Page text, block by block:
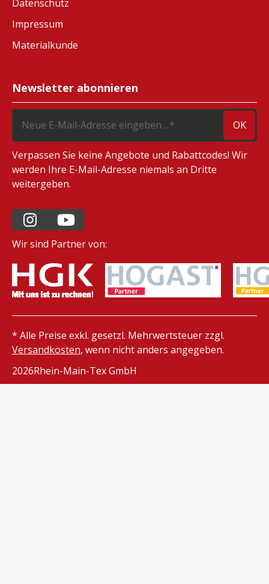
Datenschutz
Impressum
Materialkunde
Newsletter abonnieren
OK
Verpassen Sie keine Angebote und Rabattcodes! Wir
werden Ihre E-Mail-Adresse niemals an Dritte
weitergeben.
Wir sind Partner von:
* Alle Preise exkl. gesetzl. Mehrwertsteuer zzgl.
Versandkosten, wenn nicht anders angegeben.
2026Rhein-Main-Tex GmbH